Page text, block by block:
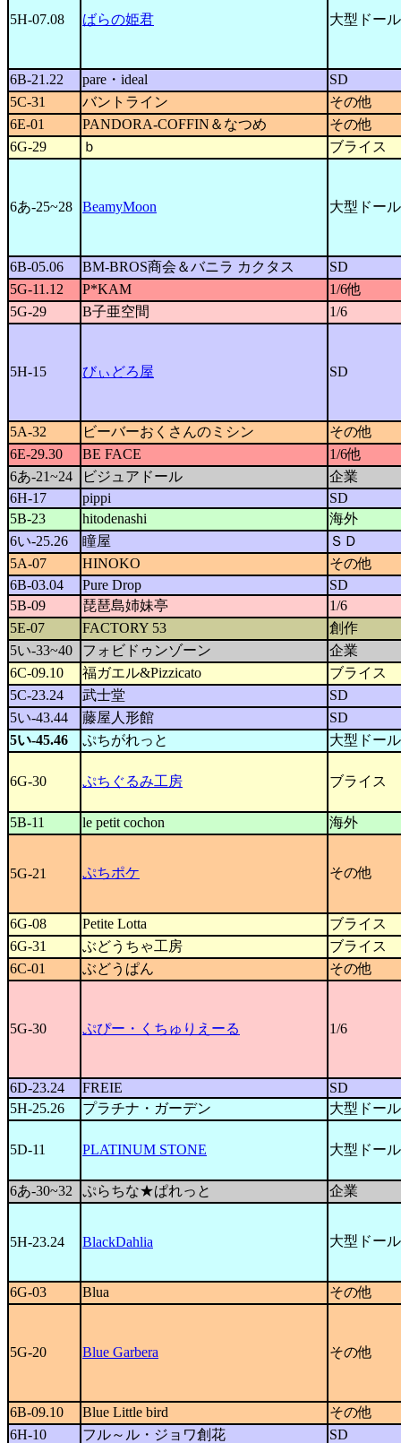
5H-07.08 ばらの姫君 大型ドール
6B-21.22 pare・ideal
SD
5C-31
バントライン
その他
6E-01
PANDORA-COFFIN＆なつめ
その他
6G-29
ｂ ブライス
6あ-25~28 BeamyMoon 大型ドール
6B-05.06 BM-BROS商会＆バニラ カクタス
SD
5G-11.12
P*KAM
1/6他
5G-29
B子亜空間 1/6
5H-15 びぃどろ屋 SD
5A-32 ビーバーおくさんのミシン
その他
6E-29.30
BE FACE
1/6他
6あ-21~24
ビジュアドール
企業
6H-17
pippi
SD
5B-23
hitodenashi
海外
6い-25.26
瞳屋
ＳＤ
5A-07
HINOKO
その他
6B-03.04
Pure Drop
SD
5B-09
琵琶島姉妹亭
1/6
5E-07
FACTORY 53
創作
5い-33~40
フォビドゥンゾーン
企業
6C-09.10
福ガエル&Pizzicato
ブライス
5C-23.24
武士堂
SD
5い-43.44
藤屋人形館
SD
5い-45.46
ぷちがれっと 大型ドール
6G-30 ぷちぐるみ工房 ブライス
5B-11 le petit cochon 海外
5G-21 ぷちポケ その他
6G-08 Petite Lotta
ブライス
6G-31
ぶどうちゃ工房
ブライス
6C-01
ぶどうぱん その他
5G-30 ぷぴー・くちゅりえーる 1/6
6D-23.24 FREIE
SD
5H-25.26
プラチナ・ガーデン 大型ドール
5D-11 PLATINUM STONE 大型ドール
6あ-30~32 ぷらちな★ぱれっと 企業
5H-23.24 BlackDahlia 大型ドール
6G-03 Blua その他
5G-20 Blue Garbera その他
6B-09.10 Blue Little bird
その他
6H-10
フル～ル・ジョワ創花
SD